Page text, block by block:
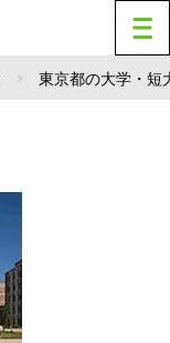
東京都の大学・短